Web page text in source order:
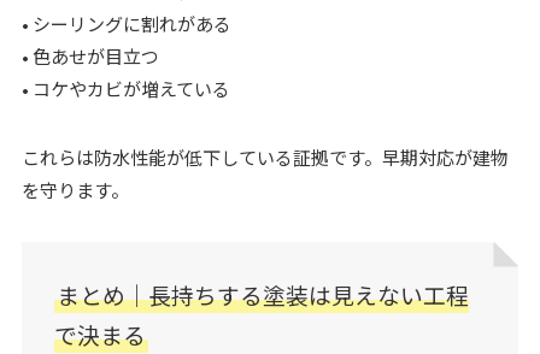
• シーリングに割れがある
• 色あせが目立つ
• コケやカビが増えている
これらは防水性能が低下している証拠です。早期対応が建物
を守ります。
まとめ｜長持ちする塗装は見えない工程
で決まる